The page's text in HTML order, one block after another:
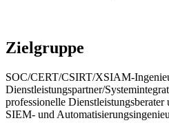
Zielgruppe
SOC/CERT/CSIRT/XSIAM-
Dienstleistungspartner/
professionelle Dienstleistungsberater
SIEM- und